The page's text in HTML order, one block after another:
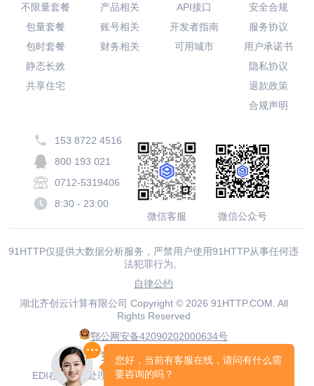
不限量套餐
包量套餐
包时套餐
静态长效
共享住宅
产品相关
账号相关
财务相关
API接口
开发者指南
可用城市
安全合规
服务协议
用户承诺书
隐私协议
退款政策
合规声明
153 8722 4516
800 193 021
0712-5319406
8:30 - 23:00
微信客服
微信公众号
91HTTP仅提供大数据分析服务，严禁用户使用91HTTP从事任何违
法犯罪行为。
自律公约
湖北齐创云计算有限公司 Copyright © 2026 91HTTP.COM. All
Rights Reserved
鄂公网安备42090202000634号
鄂ICP备20001916号-19
EDI在线数据处理与交易处理业务许可证鄂B2-20210063